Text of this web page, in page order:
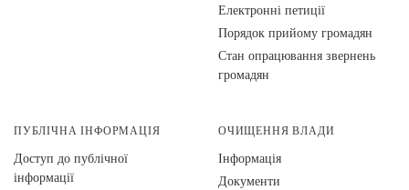
Електронні петиції
Порядок прийому громадян
Стан опрацювання звернень
громадян
ПУБЛІЧНА ІНФОРМАЦІЯ
Доступ до публічної
інформації
ОЧИЩЕННЯ ВЛАДИ
Інформація
Документи